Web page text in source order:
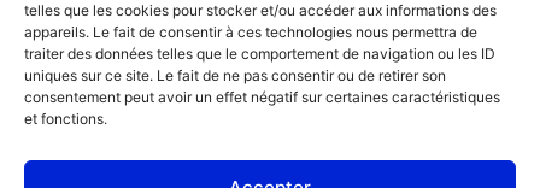
telles que les cookies pour stocker et/ou accéder aux informations des
appareils. Le fait de consentir à ces technologies nous permettra de
traiter des données telles que le comportement de navigation ou les ID
uniques sur ce site. Le fait de ne pas consentir ou de retirer son
consentement peut avoir un effet négatif sur certaines caractéristiques
et fonctions.